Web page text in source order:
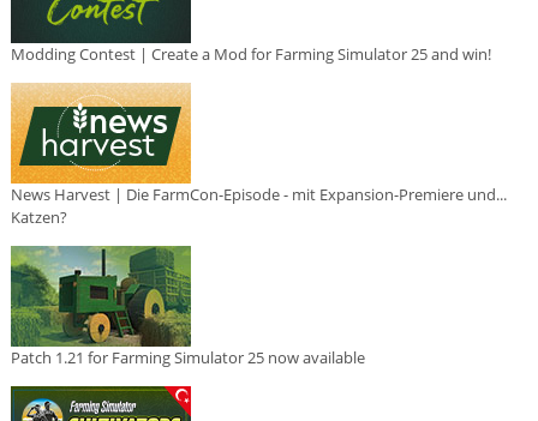
Modding Contest | Create a Mod for Farming Simulator 25 and win!
News Harvest | Die FarmCon-Episode - mit Expansion-Premiere und...
Katzen?
Patch 1.21 for Farming Simulator 25 now available